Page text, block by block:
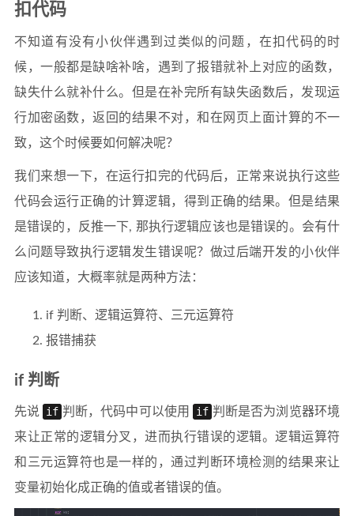
扣代码
不知道有没有小伙伴遇到过类似的问题，在扣代码的时
候，一般都是缺啥补啥，遇到了报错就补上对应的函数，
缺失什么就补什么。但是在补完所有缺失函数后，发现运
行加密函数，返回的结果不对，和在网页上面计算的不一
致，这个时候要如何解决呢？
我们来想一下，在运行扣完的代码后，正常来说执行这些
代码会运行正确的计算逻辑，得到正确的结果。但是结果
是错误的，反推一下, 那执行逻辑应该也是错误的。会有什
么问题导致执行逻辑发生错误呢？做过后端开发的小伙伴
应该知道，大概率就是两种方法：
if 判断、逻辑运算符、三元运算符
报错捕获
if 判断
先说 if 判断，代码中可以使用 if 判断是否为浏览器环境
来让正常的逻辑分叉，进而执行错误的逻辑。逻辑运算符
和三元运算符也是一样的，通过判断环境检测的结果来让
变量初始化成正确的值或者错误的值。